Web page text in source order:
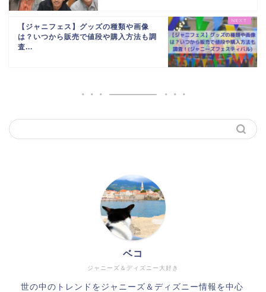
【ジャニフェス】グッズの種類や画像
は？いつから販売で値段や購入方法も調
査...
ジャニーズ＆ディズニー大好き
ベコ
世の中のトレンドをジャニーズ＆ディズニー情報を中心